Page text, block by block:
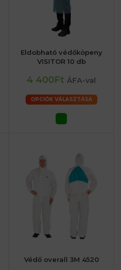
Eldobható védőköpeny
VISITOR 10 db
4 400Ft ÁFA-val
OPCIÓK VÁLASZTÁSA
Védő overall 3M 4520